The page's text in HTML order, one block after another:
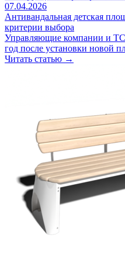
07.04.2026
Антивандальная детская
критерии выбора
Управляющие компании и
год после установки новой
Читать статью →